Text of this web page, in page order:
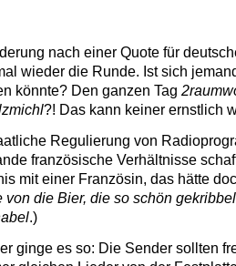
nach einer Quote für
wieder die Runde. Ist sich
könnte? Den ganzen Tag
?! Das kann keiner ernstlich
Regulierung von
französische Verhältnisse
mit einer Französin, das hätte
von die Bier, die so schön
.)
ginge es so: Die Sender sollten